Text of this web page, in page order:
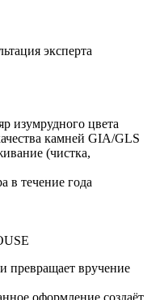
эксперта
изумрудного цвета
камней GIA/GLS
(чистка,
в течение года
превращает вручение
оформление создаёт